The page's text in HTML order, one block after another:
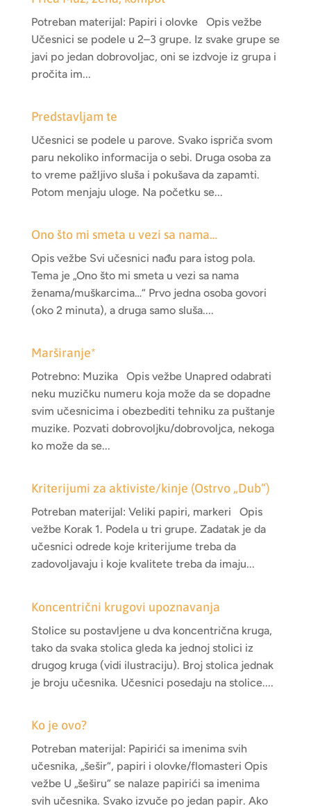
Potreban materijal: Papiri i olovke Opis vežbe
Učesnici se podele u 2–3 grupe. Iz svake grupe se
javi po jedan dobrovoljac, oni se izdvoje iz grupa i
pročita im...
Predstavljam te
Učesnici se podele u parove. Svako ispriča svom
paru nekoliko informacija o sebi. Druga osoba za
to vreme pažljivo sluša i pokušava da zapamti.
Potom menjaju uloge. Na početku se...
Ono što mi smeta u vezi sa nama…
Opis vežbe Svi učesnici nađu para istog pola.
Tema je „Ono što mi smeta u vezi sa nama
ženama/muškarcima…“ Prvo jedna osoba govori
(oko 2 minuta), a druga samo sluša....
Marširanje*
Potrebno: Muzika Opis vežbe Unapred odabrati
neku muzičku numeru koja može da se dopadne
svim učesnicima i obezbediti tehniku za puštanje
muzike. Pozvati dobrovoljku/dobrovoljca, nekoga
ko može da se...
Kriterijumi za aktiviste/kinje (Ostrvo „Dub“)
Potreban materijal: Veliki papiri, markeri Opis
vežbe Korak 1. Podela u tri grupe. Zadatak je da
učesnici odrede koje kriterijume treba da
zadovoljavaju i koje kvalitete treba da imaju...
Koncentrični krugovi upoznavanja
Stolice su postavljene u dva koncentrična kruga,
tako da svaka stolica gleda ka jednoj stolici iz
drugog kruga (vidi ilustraciju). Broj stolica jednak
je broju učesnika. Učesnici posedaju na stolice....
Ko je ovo?
Potreban materijal: Papirići sa imenima svih
učesnika, „šešir“, papiri i olovke/flomasteri Opis
vežbe U „šeširu“ se nalaze papirići sa imenima
svih učesnika. Svako izvuče po jedan papir. Ako